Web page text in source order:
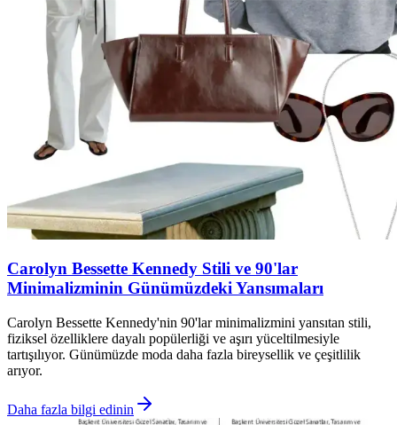
Carolyn Bessette Kennedy Stili ve 90'lar
Minimalizminin Günümüzdeki Yansımaları
Carolyn Bessette Kennedy'nin 90'lar minimalizmini yansıtan stili,
fiziksel özelliklere dayalı popülerliği ve aşırı yüceltilmesiyle
tartışılıyor. Günümüzde moda daha fazla bireysellik ve çeşitlilik
arıyor.
Daha fazla bilgi edinin